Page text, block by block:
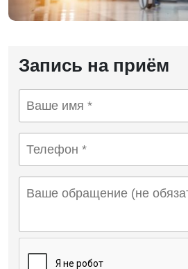
Запись на приём